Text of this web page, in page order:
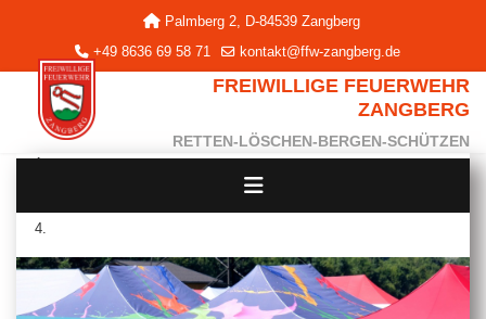
Palmberg 2, D-84539 Zangberg
+49 8636 69 58 71
kontakt@ffw-zangberg.de
FREIWILLIGE FEUERWEHR
ZANGBERG
RETTEN-LÖSCHEN-BERGEN-SCHÜTZEN